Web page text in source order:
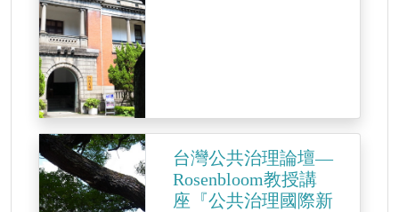
台灣公共治理論壇—
Rosenbloom教授講
座『公共治理國際新